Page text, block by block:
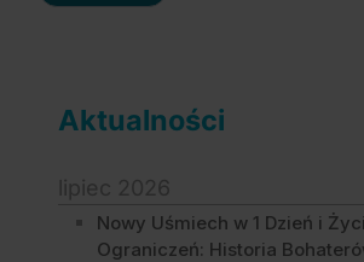
Aktualności
Nowy Uśmiech w 1 Dzień i
Ograniczeń: Historia